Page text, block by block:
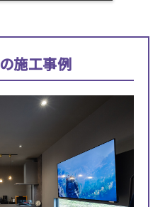
施工事例